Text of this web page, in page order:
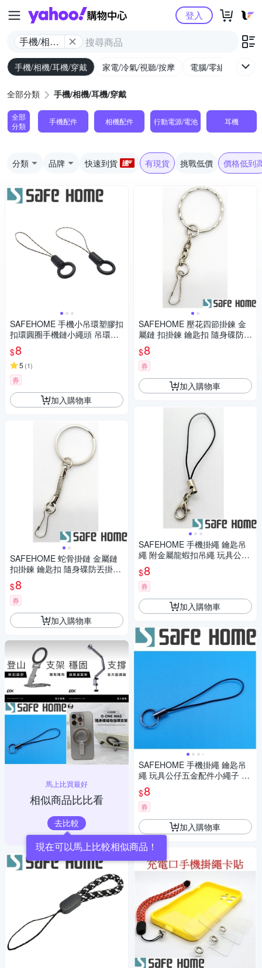
Yahoo購物中心
手機/相機/
耳機/穿戴
登入
手機/相機/耳機/穿戴 家電/冷氣/視聽/按摩 電腦/零組件/週邊/
全部分類 手機/相機/耳機/穿戴
全部
分類
手機配件 相機配件 行動電源/電池 耳機
分類 品牌 快速到貨 有現貨 挑戰低價 價格低到
SAFEHOME 手機小吊環塑膠扣
扣環圓圈手機鏈小繩頭 吊環手
指掛繩 7公分長 CPA044
$8
5 (1)
券
加入購物車
SAFEHOME 蛇骨掛鏈 金屬鏈
扣掛鍊 鑰匙扣 隨身碟防丟掛鏈
金屬材質 CPA040
$8
券
加入購物車
馬上比買最好
相似商品比比看
去比較
SAFEHOME 壓花四節掛鍊 金
屬鏈 扣掛鍊 鑰匙扣 隨身碟防丟
掛鏈 金屬材質 CPA039
$8
券
加入購物車
SAFEHOME 手機掛繩 鑰匙吊
繩 附金屬龍蝦扣吊繩 玩具公仔
五金配件小繩子 7公分長 CPA0
41
$8
券
加入購物車
SAFEHOME 手機掛繩 鑰匙吊
繩 玩具公仔五金配件小繩子 6
公分長 CPA029
$8
券
加入購物車